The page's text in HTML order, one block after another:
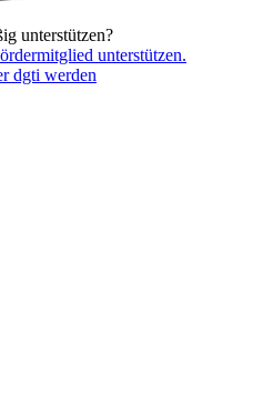
unterstützen?
unterstützen.
dgti werden